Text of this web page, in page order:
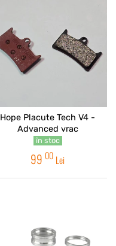
Hope Placute Tech V4 -
Advanced vrac
în stoc
99 00 Lei